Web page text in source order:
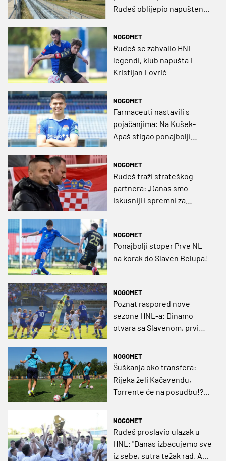
Rudeš oblijepio napuštenu
pismo gradonačelniku
NOGOMET
Rudeš se zahvalio HNL
legendi, klub napušta i
Kristijan Lovrić
NOGOMET
Farmaceuti nastavili s
pojačanjima: Na Kušek-
Apaš stigao ponajbolji
NOGOMET
Rudeš traži strateškog
partnera: „Danas smo
iskusniji i spremni za
NOGOMET
Ponajbolji stoper Prve NL
na korak do Slaven Belupa!
NOGOMET
Poznat raspored nove
sezone HNL-a: Dinamo
otvara sa Slavenom, prvi
NOGOMET
Šuškanja oko transfera:
Rijeka želi Kačavendu,
Torrente će na posudbu!?
NOGOMET
Rudeš proslavio ulazak u
HNL: "Danas izbacujemo sve
iz sebe, sutra težak rad. A